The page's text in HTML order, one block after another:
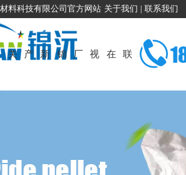
料科技有限公司官方网站 关于我们 联系我们
关 产 新 锦 厂 视 在 联